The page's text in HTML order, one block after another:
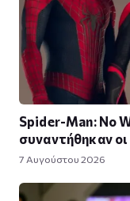
Spider-Man: No
συναντήθηκαν
7 Αυγούστου 2026